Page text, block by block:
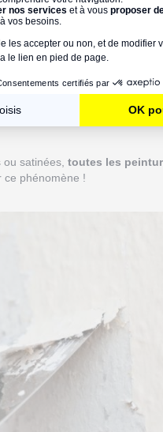
actuelle, puis en ponçant et
appliquant un enduit de
satinées, toutes les
ce phénomène !